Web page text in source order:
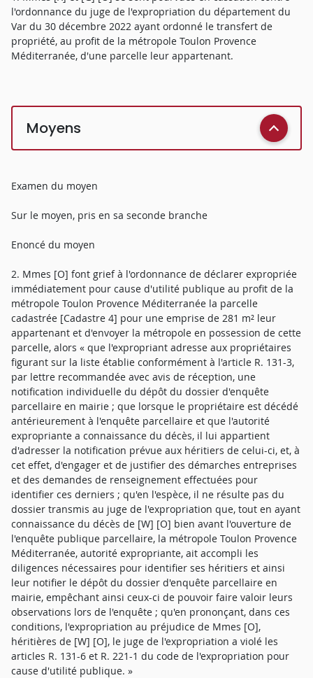
l'ordonnance du juge de l'expropriation du département du
Var du 30 décembre 2022 ayant ordonné le transfert de
propriété, au profit de la métropole Toulon Provence
Méditerranée, d'une parcelle leur appartenant.
Moyens
Examen du moyen
Sur le moyen, pris en sa seconde branche
Enoncé du moyen
2. Mmes [O] font grief à l'ordonnance de déclarer expropriée
immédiatement pour cause d'utilité publique au profit de la
métropole Toulon Provence Méditerranée la parcelle
cadastrée [Cadastre 4] pour une emprise de 281 m² leur
appartenant et d'envoyer la métropole en possession de cette
parcelle, alors « que l'expropriant adresse aux propriétaires
figurant sur la liste établie conformément à l'article R. 131-3,
par lettre recommandée avec avis de réception, une
notification individuelle du dépôt du dossier d'enquête
parcellaire en mairie ; que lorsque le propriétaire est décédé
antérieurement à l'enquête parcellaire et que l'autorité
expropriante a connaissance du décès, il lui appartient
d'adresser la notification prévue aux héritiers de celui-ci, et, à
cet effet, d'engager et de justifier des démarches entreprises
et des demandes de renseignement effectuées pour
identifier ces derniers ; qu'en l'espèce, il ne résulte pas du
dossier transmis au juge de l'expropriation que, tout en ayant
connaissance du décès de [W] [O] bien avant l'ouverture de
l'enquête publique parcellaire, la métropole Toulon Provence
Méditerranée, autorité expropriante, ait accompli les
diligences nécessaires pour identifier ses héritiers et ainsi
leur notifier le dépôt du dossier d'enquête parcellaire en
mairie, empêchant ainsi ceux-ci de pouvoir faire valoir leurs
observations lors de l'enquête ; qu'en prononçant, dans ces
conditions, l'expropriation au préjudice de Mmes [O],
héritières de [W] [O], le juge de l'expropriation a violé les
articles R. 131-6 et R. 221-1 du code de l'expropriation pour
cause d'utilité publique. »